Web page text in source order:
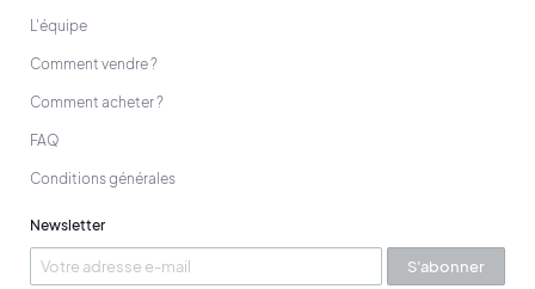
L'équipe
Comment vendre ?
Comment acheter ?
FAQ
Conditions générales
Newsletter
S'abonner